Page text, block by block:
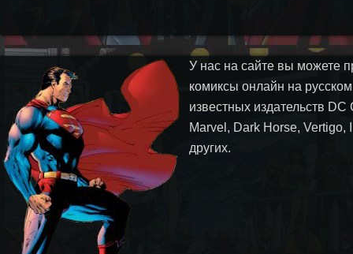
У нас на сайте вы можете
комиксы онлайн на
известных издательств DC
Marvel, Dark Horse, Vertigo,
других.